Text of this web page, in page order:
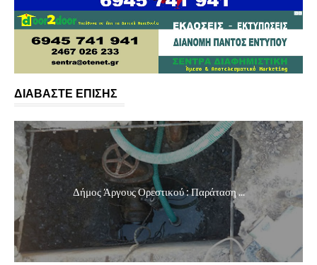
ΔΙΑΒΑΣΤΕ ΕΠΙΣΗΣ
Δήμος Άργους Ορεστικού : Παράταση ...